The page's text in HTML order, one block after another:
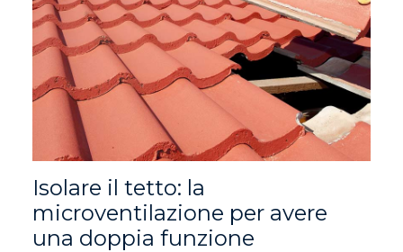
Isolare il tetto: la
microventilazione per avere
una doppia funzione